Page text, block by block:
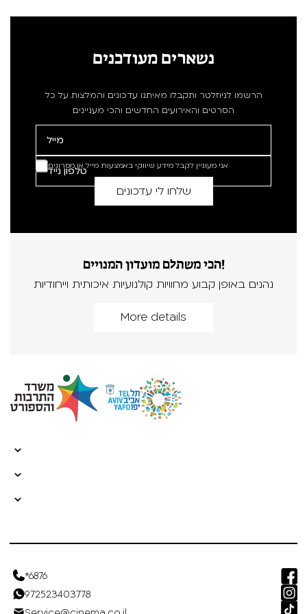
נשארים מעודכנים
הרשמו לניוזלטר ותקבלו מאיתנו עדכונים והמלצות על כל
הסרטים והאירועים החדשים והכי מעניינים
אני מעוניין לקבל מידע שיווקי באמצעות מייל או מסרונים
הכי משתלם מועדון המנויים!
נהנים באופן קבוע מחוויות קולנועיות איכותית וייחודיות
More details
*6876
972523403778